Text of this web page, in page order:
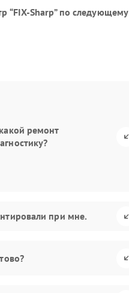
“FIX-Sharp” по следующему
ремонт
при мне.